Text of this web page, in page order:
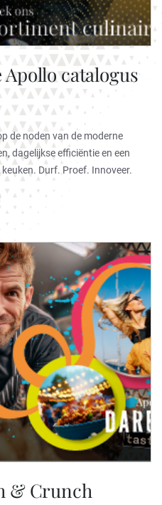
catalogus
de noden van de moderne
dagelijkse efficiëntie en een
Durf. Proef. Innoveer.
& Crunch